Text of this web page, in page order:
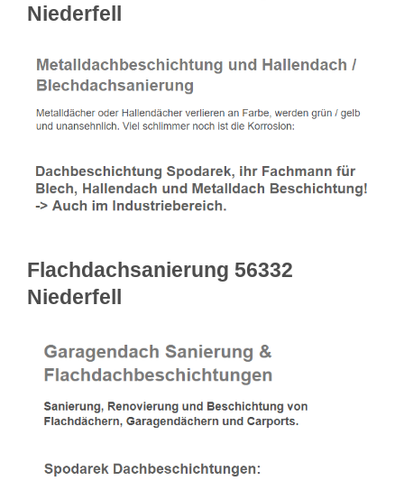
Niederfell
Flachdachsanierung 56332
Niederfell